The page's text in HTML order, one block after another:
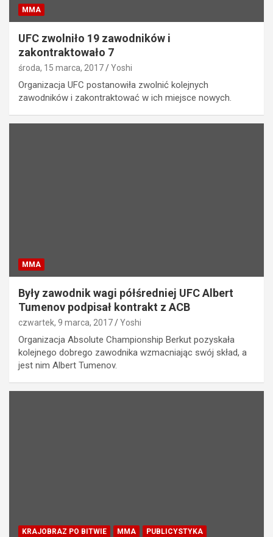
MMA
UFC zwolniło 19 zawodników i
zakontraktowało 7
środa, 15 marca, 2017 Yoshi
Organizacja UFC postanowiła zwolnić kolejnych
zawodników i zakontraktować w ich miejsce nowych.
MMA
Były zawodnik wagi półśredniej UFC Albert
Tumenov podpisał kontrakt z ACB
czwartek, 9 marca, 2017 Yoshi
Organizacja Absolute Championship Berkut pozyskała
kolejnego dobrego zawodnika wzmacniając swój skład, a
jest nim Albert Tumenov.
KRAJOBRAZ PO BITWIE MMA PUBLICYSTYKA